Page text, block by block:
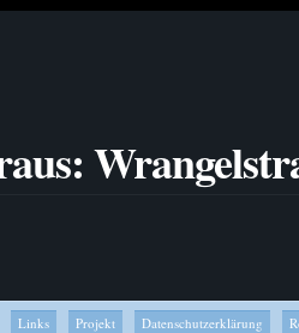
Links Projekt Datenschutzerklärung